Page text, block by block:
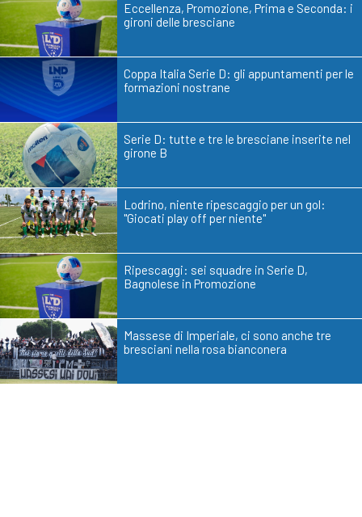
Eccellenza, Promozione, Prima e Seconda: i
gironi delle bresciane
Coppa Italia Serie D: gli appuntamenti per le
formazioni nostrane
Serie D: tutte e tre le bresciane inserite nel
girone B
Lodrino, niente ripescaggio per un gol:
"Giocati play off per niente"
Ripescaggi: sei squadre in Serie D,
Bagnolese in Promozione
Massese di Imperiale, ci sono anche tre
bresciani nella rosa bianconera